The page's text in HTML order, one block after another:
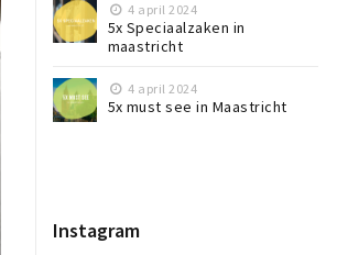
4 april 2024
5x Speciaalzaken in
maastricht
4 april 2024
5x must see in Maastricht
Instagram